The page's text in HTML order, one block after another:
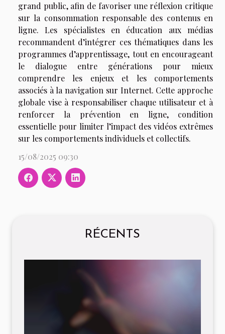
RÉCENTS
grand public, afin de favoriser une réflexion critique
sur la consommation responsable des contenus en
ligne. Les spécialistes en éducation aux médias
recommandent d’intégrer ces thématiques dans les
programmes d’apprentissage, tout en encourageant
le dialogue entre générations pour mieux
comprendre les enjeux et les comportements
associés à la navigation sur Internet. Cette approche
globale vise à responsabiliser chaque utilisateur et à
renforcer la prévention en ligne, condition
essentielle pour limiter l’impact des vidéos extrêmes
sur les comportements individuels et collectifs.
15/08/2025 09:30